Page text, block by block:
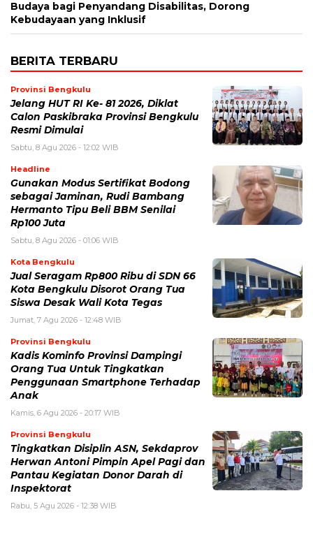
Budaya bagi Penyandang Disabilitas, Dorong
Kebudayaan yang Inklusif
BERITA TERBARU
Provinsi Bengkulu
Jelang HUT RI Ke- 81 2026, Diklat
Calon Paskibraka Provinsi Bengkulu
Resmi Dimulai
Sabtu, 8 Agu 2026 - 12:02 WIB
Headline
Gunakan Modus Sertifikat Bodong
sebagai Jaminan, Rudi Bambang
Hermanto Tipu Beli BBM Senilai
Rp100 Juta
Sabtu, 8 Agu 2026 - 01:06 WIB
Kota Bengkulu
Jual Seragam Rp800 Ribu di SDN 66
Kota Bengkulu Disorot Orang Tua
Siswa Desak Wali Kota Tegas
Jumat, 7 Agu 2026 - 12:48 WIB
Provinsi Bengkulu
Kadis Kominfo Provinsi Dampingi
Orang Tua Untuk Tingkatkan
Penggunaan Smartphone Terhadap
Anak
Kamis, 6 Agu 2026 - 20:17 WIB
Provinsi Bengkulu
Tingkatkan Disiplin ASN, Sekdaprov
Herwan Antoni Pimpin Apel Pagi dan
Pantau Kegiatan Donor Darah di
Inspektorat
Rabu, 5 Agu 2026 - 12:38 WIB